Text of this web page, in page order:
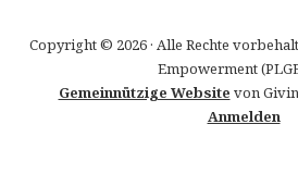
Copyright © 2026 · Alle Rechte
Empowerment
Gemeinnützige Website von
Anmelden